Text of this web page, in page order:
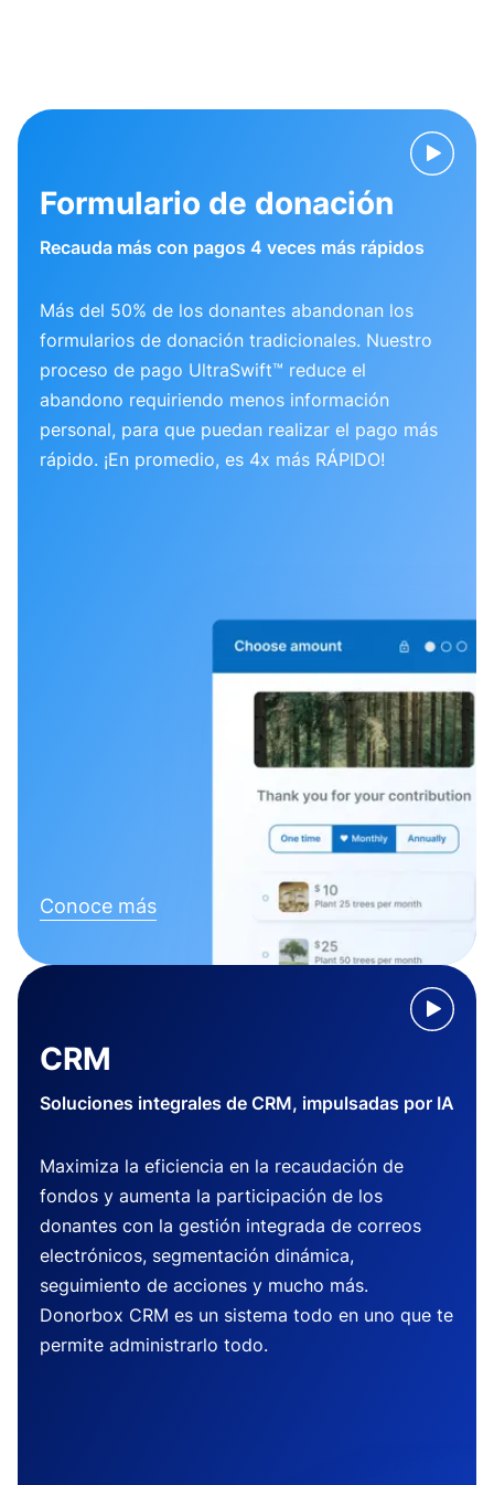
Formulario de donación
Recauda más con pagos 4 veces más rápidos
Más del 50% de los donantes abandonan los
formularios de donación tradicionales. Nuestro
proceso de pago UltraSwift™ reduce el
abandono requiriendo menos información
personal, para que puedan realizar el pago más
rápido. ¡En promedio, es 4x más RÁPIDO!
Conoce más
CRM
Soluciones integrales de CRM, impulsadas por IA
Maximiza la eficiencia en la recaudación de
fondos y aumenta la participación de los
donantes con la gestión integrada de correos
electrónicos, segmentación dinámica,
seguimiento de acciones y mucho más.
Donorbox CRM es un sistema todo en uno que te
permite administrarlo todo.